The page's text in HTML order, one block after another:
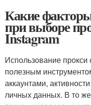
Какие
при выборе
Instagram
Использование
полезным
аккаунтами,
личных данных. В то